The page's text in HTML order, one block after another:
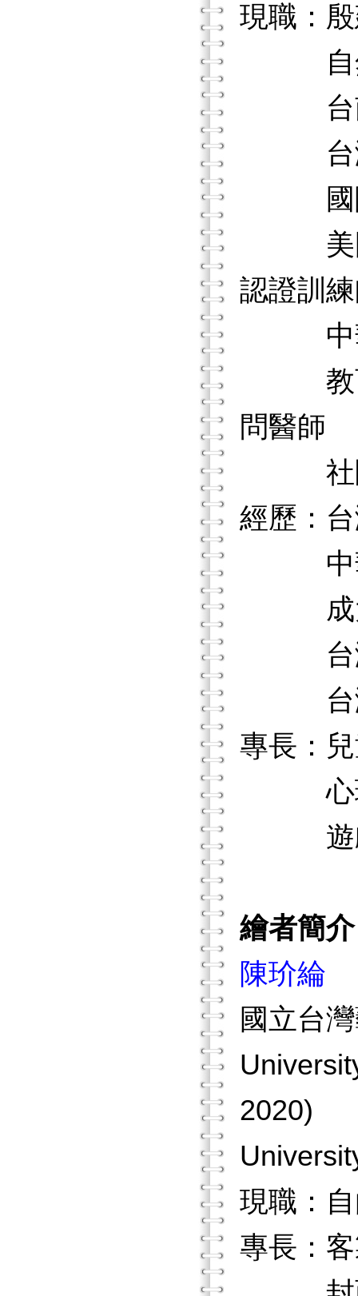
現職：
自然
台南
台灣
國際
美國
認證訓
中華
教育
問醫師
社團
經歷：
中華
成大
台灣
台灣
專長：
心理
遊戲
繪者簡介
陳玠綸
國立台
2020)
現職：
專長：